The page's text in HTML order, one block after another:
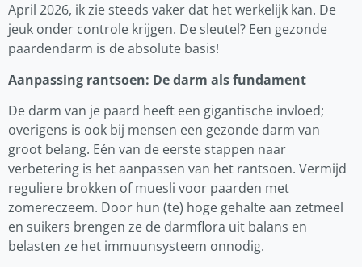
April 2026, ik zie steeds vaker dat het werkelijk kan. De
jeuk onder controle krijgen. De sleutel? Een gezonde
paardendarm is de absolute basis!
Aanpassing rantsoen: De darm als fundament
De darm van je paard heeft een gigantische invloed;
overigens is ook bij mensen een gezonde darm van
groot belang. Eén van de eerste stappen naar
verbetering is het aanpassen van het rantsoen. Vermijd
reguliere brokken of muesli voor paarden met
zomereczeem. Door hun (te) hoge gehalte aan zetmeel
en suikers brengen ze de darmflora uit balans en
belasten ze het immuunsysteem onnodig.